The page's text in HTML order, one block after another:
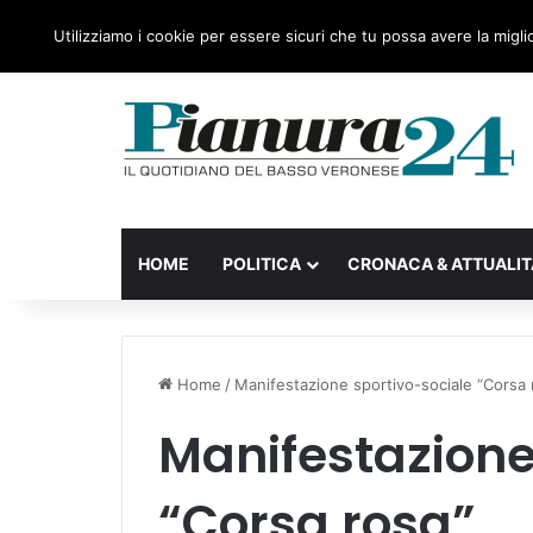
HOME POLITICA CRONACA &
Home / Manifestazione sportivo-sociale “Corsa
Utilizziamo i cookie per essere sicuri che tu possa avere la